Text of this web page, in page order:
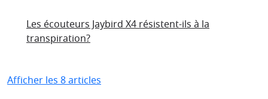
Les écouteurs Jaybird X4 résistent-ils à la
transpiration?
Afficher les 8 articles